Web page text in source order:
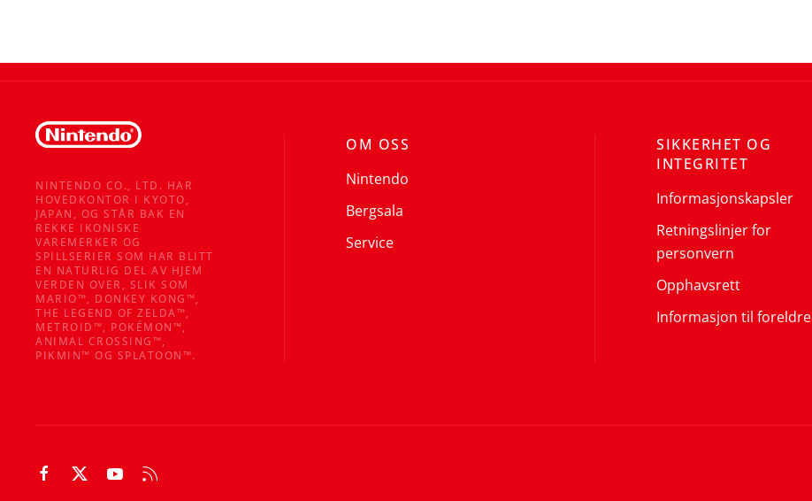
NINTENDO CO., LTD. HAR
HOVEDKONTOR I KYOTO,
JAPAN, OG STÅR BAK EN
REKKE IKONISKE
VAREMERKER OG
SPILLSERIER SOM HAR BLITT
EN NATURLIG DEL AV HJEM
VERDEN OVER, SLIK SOM
MARIO™, DONKEY KONG™,
THE LEGEND OF ZELDA™,
METROID™, POKÉMON™,
ANIMAL CROSSING™,
PIKMIN™ OG SPLATOON™.
OM OSS
Nintendo
Bergsala
Service
SIKKERHET OG
INTEGRITET
Informasjonskapsler
Retningslinjer for
personvern
Opphavsrett
Informasjon til foreldre